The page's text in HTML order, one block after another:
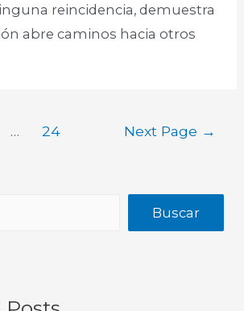
reincidencia, demuestra
abre caminos hacia otros
… 24 Next Page →
Buscar